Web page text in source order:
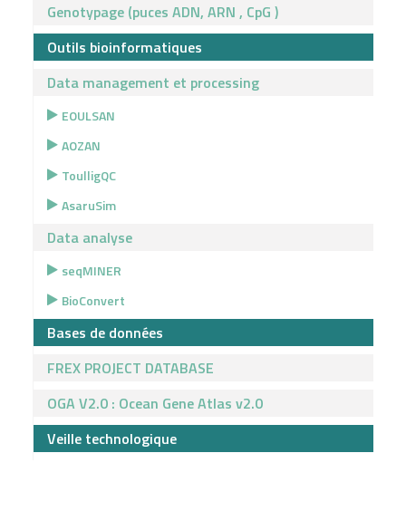
Genotypage (puces ADN, ARN , CpG )
Outils bioinformatiques
Data management et processing
EOULSAN
AOZAN
ToulligQC
AsaruSim
Data analyse
seqMINER
BioConvert
Bases de données
FREX PROJECT DATABASE
OGA V2.0 : Ocean Gene Atlas v2.0
Veille technologique